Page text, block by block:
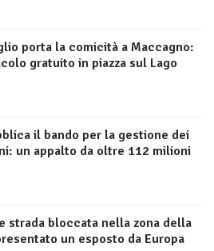
porta la comicità a Maccagno:
gratuito in piazza sul Lago
il bando per la gestione dei
un appalto da oltre 112 milioni
strada bloccata nella zona della
un esposto da Europa